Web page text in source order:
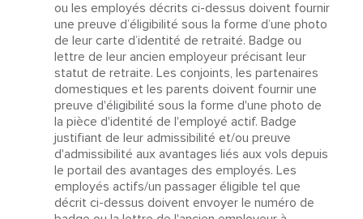
ou les employés décrits ci-dessus doivent fournir
une preuve d’éligibilité sous la forme d’une photo
de leur carte d’identité de retraité. Badge ou
lettre de leur ancien employeur précisant leur
statut de retraite. Les conjoints, les partenaires
domestiques et les parents doivent fournir une
preuve d'éligibilité sous la forme d'une photo de
la pièce d'identité de l'employé actif. Badge
justifiant de leur admissibilité et/ou preuve
d'admissibilité aux avantages liés aux vols depuis
le portail des avantages des employés. Les
employés actifs/un passager éligible tel que
décrit ci-dessus doivent envoyer le numéro de